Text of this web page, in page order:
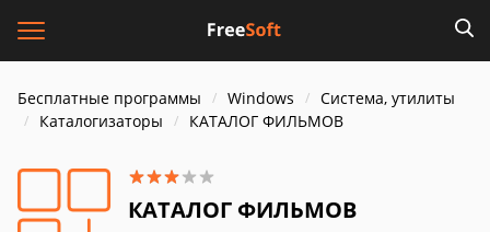
Бесплатные программы Windows
Система, утилиты
Каталогизаторы
КАТАЛОГ ФИЛЬМОВ
КАТАЛОГ ФИЛЬМОВ